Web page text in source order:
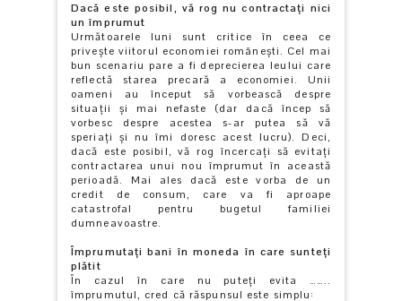
Dacă este posibil, vă rog nu contractați nici
un împrumut
Următoarele luni sunt critice în ceea ce
privește viitorul economiei româneşti. Cel mai
bun scenariu pare a fi deprecierea leului care
reflectă starea precară a economiei. Unii
oameni au început să vorbească despre
situaţii și mai nefaste (dar dacă încep să
vorbesc despre acestea s-ar putea să vă
speriați şi nu îmi doresc acest lucru). Deci,
dacă este posibil, vă rog încercaţi să evitați
contractarea unui nou împrumut în această
perioadă. Mai ales dacă este vorba de un
credit de consum, care va fi aproape
catastrofal pentru bugetul familiei
dumneavoastre.
Împrumutați bani în moneda în care sunteţi
plătit
În cazul în care nu puteţi evita ……..
împrumutul, cred că răspunsul este simplu: